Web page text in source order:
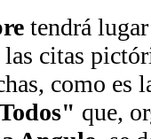
tendrá
citas
como
que,